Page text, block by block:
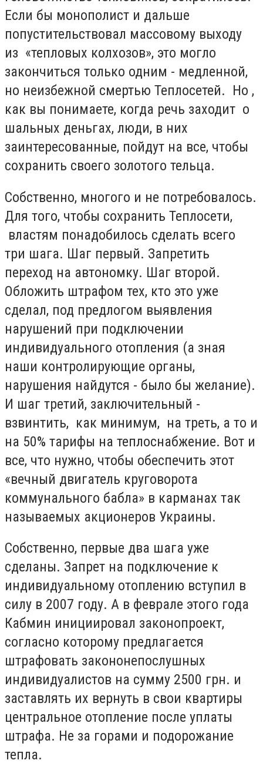
Если бы монополист и дальше
попустительствовал массовому выходу
из «тепловых колхозов», это могло
закончиться только одним - медленной,
но неизбежной смертью Теплосетей. Но ,
как вы понимаете, когда речь заходит о
шальных деньгах, люди, в них
заинтересованные, пойдут на все, чтобы
сохранить своего золотого тельца.
Собственно, многого и не потребовалось.
Для того, чтобы сохранить Теплосети,
властям понадобилось сделать всего
три шага. Шаг первый. Запретить
переход на автономку. Шаг второй.
Обложить штрафом тех, кто это уже
сделал, под предлогом выявления
нарушений при подключении
индивидуального отопления (а зная
наши контролирующие органы,
нарушения найдутся - было бы желание).
И шаг третий, заключительный -
взвинтить, как минимум, на треть, а то и
на 50% тарифы на теплоснабжение. Вот и
все, что нужно, чтобы обеспечить этот
«вечный двигатель круговорота
коммунального бабла» в карманах так
называемых акционеров Украины.
Собственно, первые два шага уже
сделаны. Запрет на подключение к
индивидуальному отоплению вступил в
силу в 2007 году. А в феврале этого года
Кабмин инициировал законопроект,
согласно которому предлагается
штрафовать закононепослушных
индивидуалистов на сумму 2500 грн. и
заставлять их вернуть в свои квартиры
центральное отопление после уплаты
штрафа. Не за горами и подорожание
тепла.